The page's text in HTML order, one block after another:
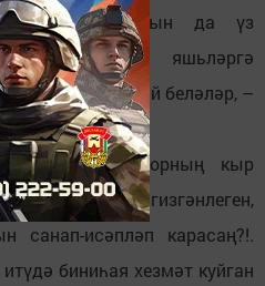
хезмәт хакын да үз
Алар яшьләргә
белән карый беләләр, –
механизаторның кыр
басуларын гизгәнлеген,
санап-исәпләп карасаң?!.
биниһая хезмәт куйган